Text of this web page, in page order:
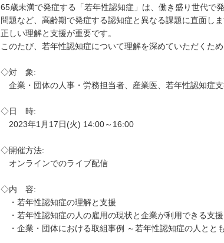
65歳未満で発症する「若年性認知症」は、働き盛り世代で
問題など、高齢期で発症する認知症と異なる課題に直面し
正しい理解と支援が重要です。
このたび、若年性認知症について理解を深めていただくた
◇対 象:
企業・団体の人事・労務担当者、産業医、若年性認知症
◇日 時:
2023年1月17日(火) 14:00～16:00
◇開催方法:
オンラインでのライブ配信
◇内 容:
・若年性認知症の理解と支援
・若年性認知症の人の雇用の現状と企業が利用できる支
・企業・団体における取組事例 ～若年性認知症の人とと